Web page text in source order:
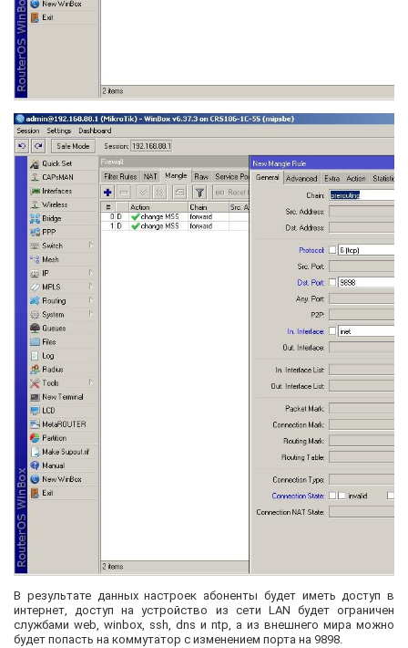
В результате данных настроек абоненты будет иметь доступ в
интернет, доступ на устройство из сети LAN будет ограничен
службами web, winbox, ssh, dns и ntp, а из внешнего мира можно
будет попасть на коммутатор с изменением порта на 9898.